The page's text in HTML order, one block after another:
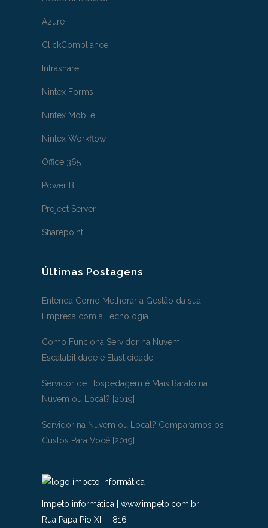
Azure
ClickCompliance
Intrashare
Nintex Forms
Nintex Mobile
Nintex Workflow
Office 365
Power BI
Project Server
Sharepoint
Últimas Postagens
Entenda Como Melhorar a Gestão da sua
Empresa com a Tecnologia
Como Funciona Servidor na Nuvem:
Escalabilidade e Elasticidade
Servidor de Hospedagem é Mais Barato na
Nuvem ou Local? [2019]
Servidor na Nuvem ou Local? Comparamos os
Custos Para Você [2019]
Impeto informática
www.impeto.com.br
Rua Papa Pio XII – 816